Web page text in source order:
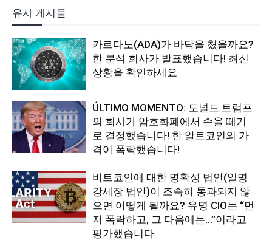
유사 게시물
카르다노(ADA)가 바닥을 쳤을까요?
한 분석 회사가 발표했습니다! 최신
상황을 확인하세요
ÚLTIMO MOMENTO: 도널드 트럼프
의 회사가 암호화폐에서 손을 떼기
로 결정했습니다! 한 알트코인의 가
격이 폭락했습니다!
비트코인에 대한 명확성 법안(일명
강세장 법안)이 조속히 통과되지 않
으면 어떻게 될까요? 유명 CIO는 “먼
저 폭락하고, 그 다음에는…”이라고
평가했습니다